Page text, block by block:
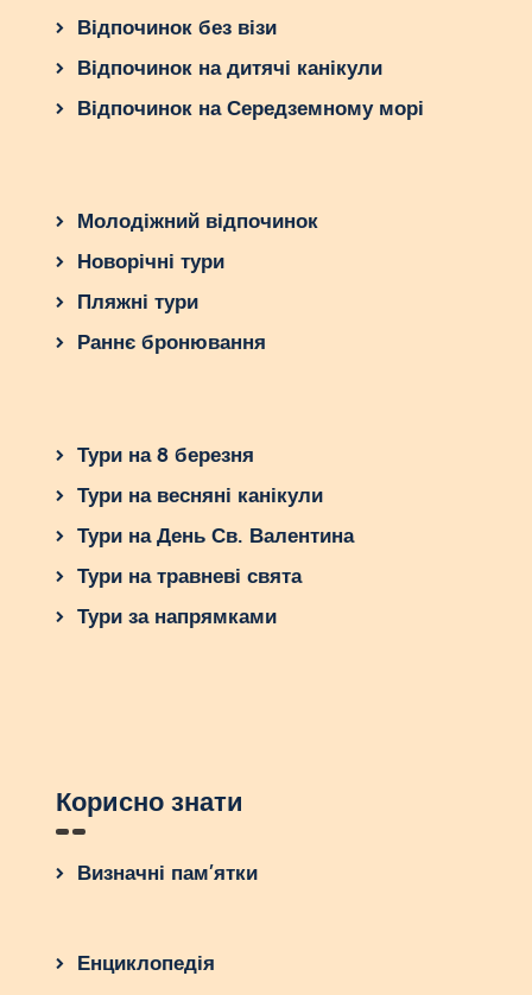
Відпочинок без візи
Відпочинок на дитячі канікули
Відпочинок на Середземному морі
Молодіжний відпочинок
Новорічні тури
Пляжні тури
Раннє бронювання
Тури на 8 березня
Тури на весняні канікули
Тури на День Св. Валентина
Тури на травневі свята
Тури за напрямками
Корисно знати
Визначні пам’ятки
Енциклопедія